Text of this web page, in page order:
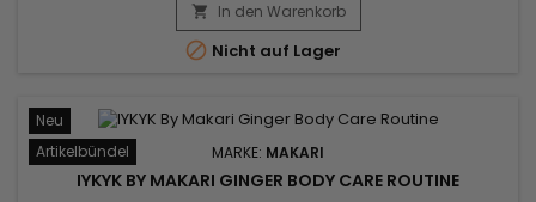
 In den Warenkorb
 Nicht auf Lager
Neu
Artikelbündel
MARKE: MAKARI
IYKYK BY MAKARI GINGER BODY CARE ROUTINE